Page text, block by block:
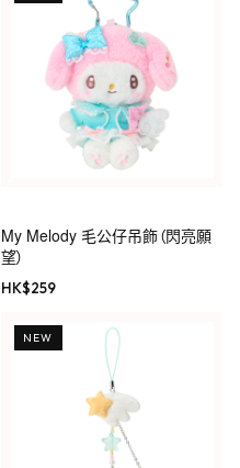
My Melody 毛公仔吊飾（閃亮願
望）
HK$259
NEW